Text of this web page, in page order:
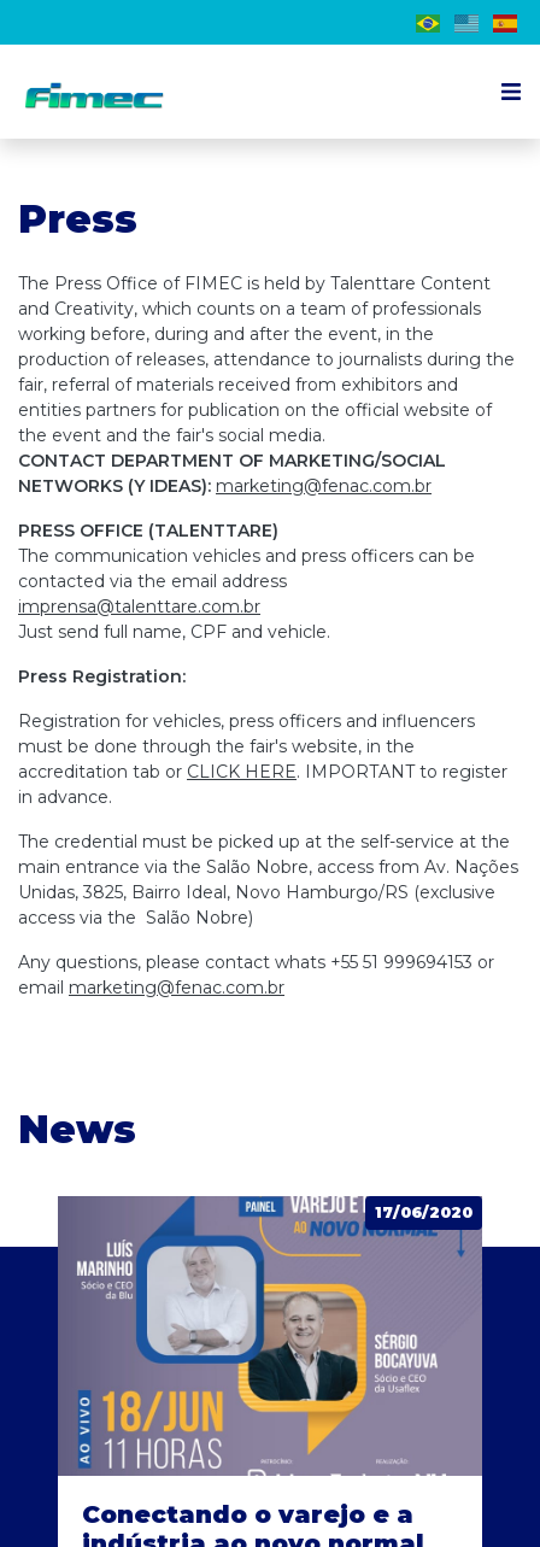
Exhibitor
Schedule
Press
Contact us
EN
Press
The Press Office of FIMEC is held by Talenttare Content
and Creativity, which counts on a team of professionals
working before, during and after the event, in the
production of releases, attendance to journalists during the
fair, referral of materials received from exhibitors and
entities partners for publication on the official website of
the event and the fair's social media.
CONTACT DEPARTMENT OF MARKETING/SOCIAL
NETWORKS (Y IDEAS): marketing@fenac.com.br
PRESS OFFICE (TALENTTARE)
The communication vehicles and press officers can be
contacted via the email address
imprensa@talenttare.com.br
Just send full name, CPF and vehicle.
Press Registration:
Registration for vehicles, press officers and influencers
must be done through the fair's website, in the
accreditation tab or CLICK HERE. IMPORTANT to register
in advance.
The credential must be picked up at the self-service at the
main entrance via the Salão Nobre, access from Av. Nações
Unidas, 3825, Bairro Ideal, Novo Hamburgo/RS (exclusive
access via the Salão Nobre)
Any questions, please contact whats +55 51 999694153 or
email marketing@fenac.com.br
News
17/06/2020
Conectando o varejo e a